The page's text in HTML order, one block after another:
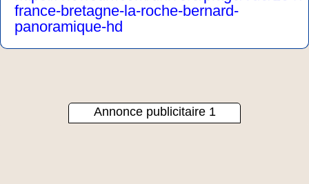
france-bretagne-la-roche-bernard-
panoramique-hd
Annonce publicitaire 1